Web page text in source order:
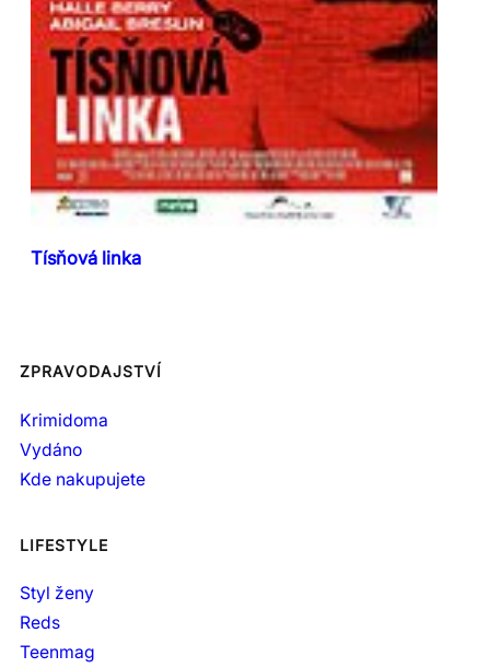
Tísňová linka
ZPRAVODAJSTVÍ
Krimidoma
Vydáno
Kde nakupujete
LIFESTYLE
Styl ženy
Reds
Teenmag